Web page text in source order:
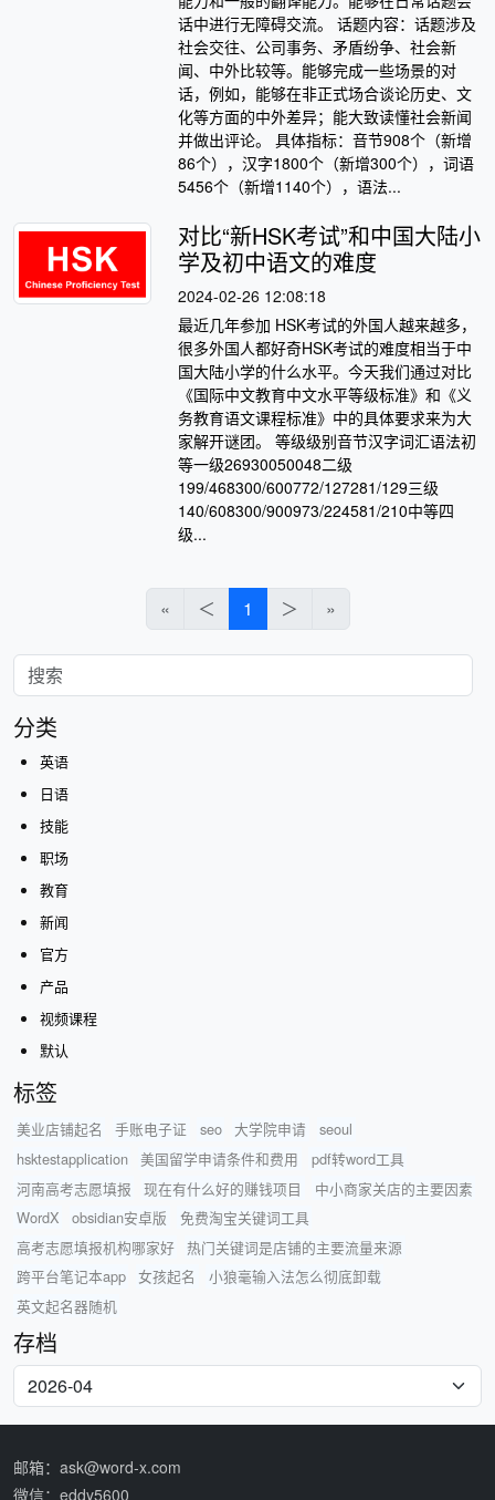
话中进行无障碍交流。 话题内容：话题涉及
社会交往、公司事务、矛盾纷争、社会新
闻、中外比较等。能够完成一些场景的对
话，例如，能够在非正式场合谈论历史、文
化等方面的中外差异；能大致读懂社会新闻
并做出评论。 具体指标：音节908个（新增
86个），汉字1800个（新增300个），词语
5456个（新增1140个），语法...
对比“新HSK考试”和中国大陆小
学及初中语文的难度
2024-02-26 12:08:18
最近几年参加 HSK考试的外国人越来越多，
很多外国人都好奇HSK考试的难度相当于中
国大陆小学的什么水平。今天我们通过对比
《国际中文教育中文水平等级标准》和《义
务教育语文课程标准》中的具体要求来为大
家解开谜团。 等级级别音节汉字词汇语法初
等一级26930050048二级
199/468300/600772/127281/129三级
140/608300/900973/224581/210中等四
级...
« ＜ 1 ＞ »
分类
英语
日语
技能
职场
教育
新闻
官方
产品
视频课程
默认
标签
美业店铺起名 手账电子证 seo 大学院申请
seoul
hsktestapplication
美国留学申请条件和费用
pdf转word工具
河南高考志愿填报
现在有什么好的赚钱项目
中小商家关店的主要因素
WordX
obsidian安卓版
免费淘宝关键词工具
高考志愿填报机构哪家好
热门关键词是店铺的主要流量来源
跨平台笔记本app
女孩起名
小狼毫输入法怎么彻底卸载
英文起名器随机
存档
邮箱：ask@word-x.com
微信：eddy5600